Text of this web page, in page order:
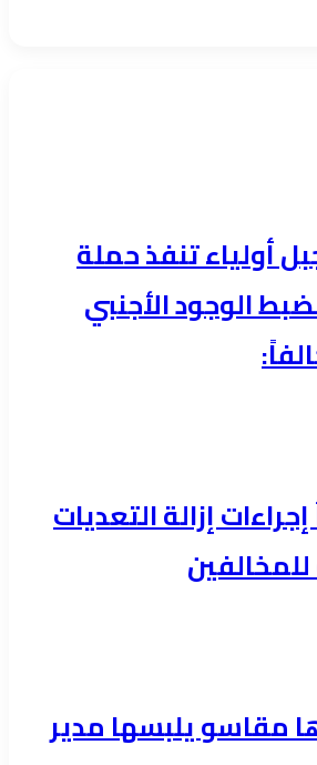
أولياء تنفذ حملة
الوجود الأجنبي
إزالة التعديات
للمخالفين
مقاسو يلبسها ​مدير